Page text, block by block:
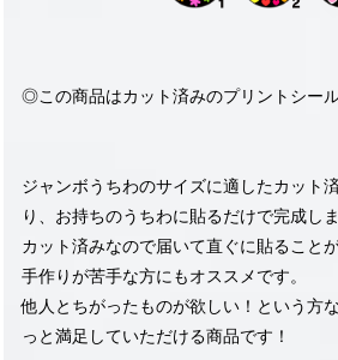
◎この商品はカット済みのプリントシー
ジャンボうちわのサイズに適したカット
り、お持ちのうちわに貼るだけで完成しま
カット済みなので届いて直ぐに貼ること
手作りが苦手な方にもオススメです。
他人とちがったものが欲しい！という方
っと満足していただける商品です！